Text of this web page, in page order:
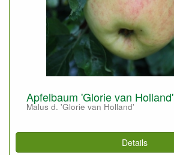
Apfelbaum 'Glorie van Holland'
Malus d. 'Glorie van Holland'
Details